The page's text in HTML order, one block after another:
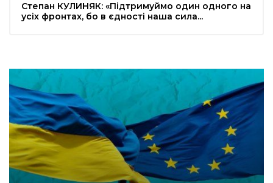
Степан КУЛИНЯК: «Підтримуймо один одного на
усіх фронтах, бо в єдності наша сила...